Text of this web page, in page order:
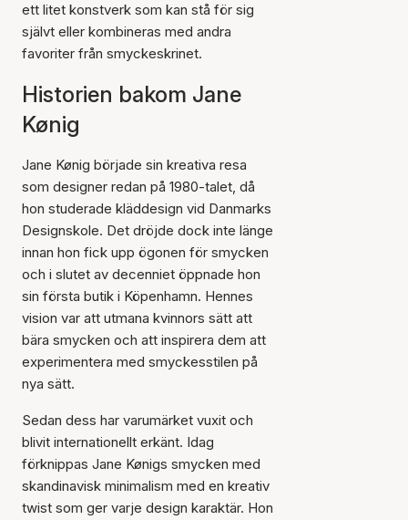
ett litet konstverk som kan stå för sig
självt eller kombineras med andra
favoriter från smyckeskrinet.
Historien bakom Jane
Kønig
Jane Kønig började sin kreativa resa
som designer redan på 1980-talet, då
hon studerade kläddesign vid Danmarks
Designskole. Det dröjde dock inte länge
innan hon fick upp ögonen för smycken
och i slutet av decenniet öppnade hon
sin första butik i Köpenhamn. Hennes
vision var att utmana kvinnors sätt att
bära smycken och att inspirera dem att
experimentera med smyckesstilen på
nya sätt.
Sedan dess har varumärket vuxit och
blivit internationellt erkänt. Idag
förknippas Jane Kønigs smycken med
skandinavisk minimalism med en kreativ
twist som ger varje design karaktär. Hon